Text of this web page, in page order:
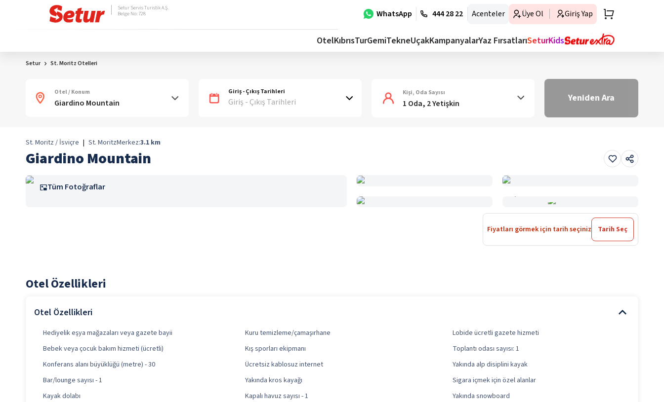
WhatsApp 444 28 22 Acenteler Üye Ol Giriş Yap
Setur Servis Turistik A.Ş.
Belge No: 728
OtelKıbrısTurGemiTekneUçakKampanyalarYaz FırsatlarıSeturKids
Setur St. Moritz Otelleri
Otel / Konum Giriş - Çıkış Tarihleri
Giriş - Çıkış Tarihleri
Kişi, Oda Sayısı
1 Oda, 2 Yetişkin Yeniden Ara
St. Moritz / İsviçre | St. MoritzMerkez:3.1 km
Giardino Mountain
Tüm Fotoğraflar
Fiyatları görmek için tarih seçiniz Tarih Seç
Otel Özellikleri
Otel Özellikleri
Hediyelik eşya mağazaları veya gazete bayii Kuru temizleme/çamaşırhane
Lobide ücretli gazete hizmeti
Bebek veya çocuk bakım hizmeti (ücretli)
Kış sporları ekipmanı
Toplantı odası sayısı: 1
Konferans alanı büyüklüğü (metre) - 30
Ücretsiz kablosuz internet
Yakında alp disiplini kayak
Bar/lounge sayısı - 1
Yakında kros kayağı
Sigara içmek için özel alanlar
Kayak dolabı
Kapalı havuz sayısı - 1
Yakında snowboard